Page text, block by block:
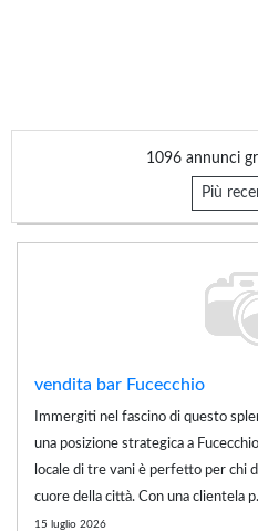
1096 annunci
Più
vendita bar Fucecchio
Immergiti nel fascino di questo
una posizione strategica a
locale di tre vani è perfetto per chi
cuore della città. Con una clientela
15 luglio 2026